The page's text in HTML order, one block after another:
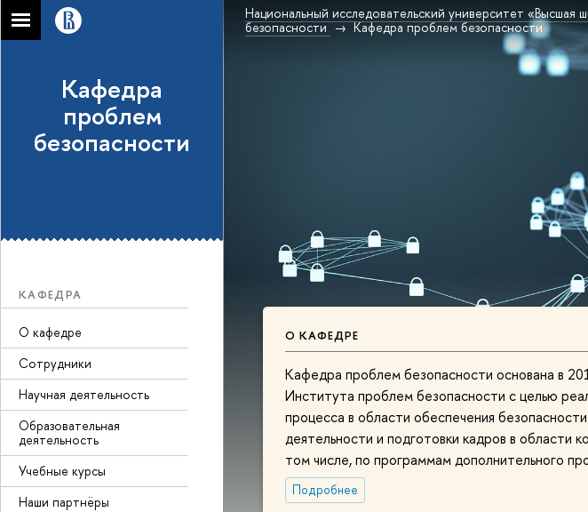
Национальный исследовательский университет «Высшая
безопасности
Кафедра проблем безопасности
Кафедра
проблем
безопасности
КАФЕДРА
О кафедре
Сотрудники
Научная деятельность
Образовательная
деятельность
Учебные курсы
Наши партнёры
О КАФЕДРЕ
Кафедра проблем безопасности основана в
Института проблем безопасности с целью
процесса в области обеспечения
деятельности и подготовки кадров в области
том числе, по программам дополнительного
Подробнее